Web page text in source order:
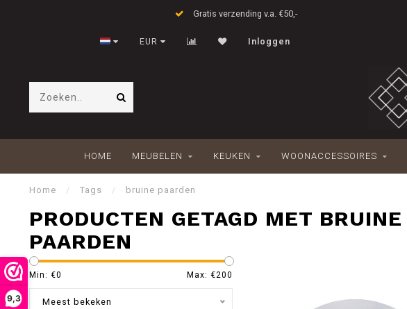
9,3
Gratis verzending v.a. €50,-
EUR Inloggen
HOME MEUBELEN KEUKEN WOONACCESSOIRES
Home / Tags / bruine paarden
PRODUCTEN GETAGD MET BRUINE
PAARDEN
Min: €0 Max: €200
Meest bekeken